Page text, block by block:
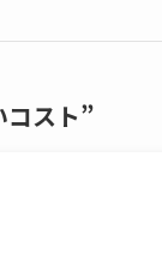
コスト”